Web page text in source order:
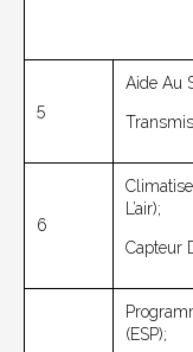
5
Aide Au
6
L’air);
Capteur
(ESP);